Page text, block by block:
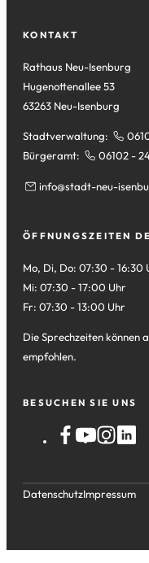
Tab)
neuen
KONTAKT
Rathaus Neu-Isenburg
Hugenottenallee 53
63263 Neu-Isenburg
Stadtverwaltung:
Bürgeramt:
06102 -
info stadt-neu-
ÖFFNUNGSZEITEN
Mo, Di, Do: 07:30 - 16:30
Mi: 07:30 - 17:00 Uhr
Fr: 07:30 - 13:00 Uhr
Die Sprechzeiten können
empfohlen.
BESUCHEN SIE UNS
DatenschutzImpressum